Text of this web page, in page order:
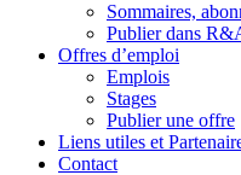
Sommaires,
Publier dans
Offres d’emploi
Emplois
Stages
Publier une offre
Liens utiles et
Contact